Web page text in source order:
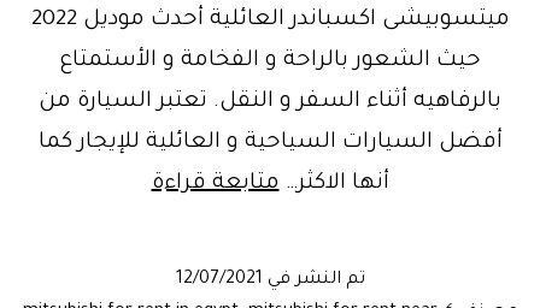
ميتسوبيشى اكسباندر العائلية أحدث موديل 2022
حيث الشعور بالراحة و الفخامة و الأستمتاع
بالرفاهيه أثناء السفر و النقل. تعتبر السيارة من
أفضل السيارات السياحية و العائلية للإيجار كما
أنها الاكثر…متابعة قراءةالعائلية..إيجار
تم النشر في 12/07/2021